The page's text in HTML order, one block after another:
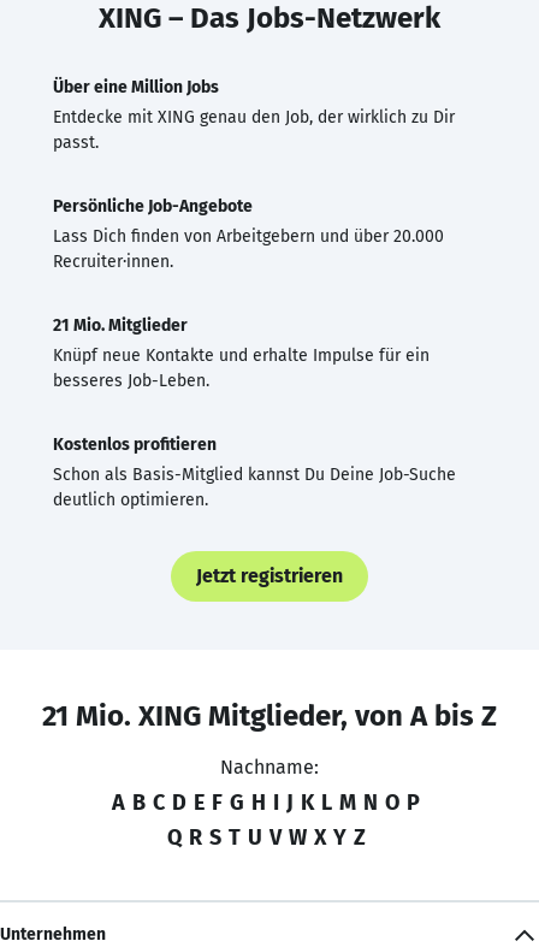
XING – Das Jobs-Netzwerk
Über eine Million Jobs
Entdecke mit XING genau den Job, der wirklich zu Dir
passt.
Persönliche Job-Angebote
Lass Dich finden von Arbeitgebern und über 20.000
Recruiter·innen.
21 Mio. Mitglieder
Knüpf neue Kontakte und erhalte Impulse für ein
besseres Job-Leben.
Kostenlos profitieren
Schon als Basis-Mitglied kannst Du Deine Job-Suche
deutlich optimieren.
Jetzt registrieren
21 Mio. XING Mitglieder, von A bis Z
Nachname:
A B C D E F G H I J K L M N O P
Q R S T U V W X Y Z
Unternehmen